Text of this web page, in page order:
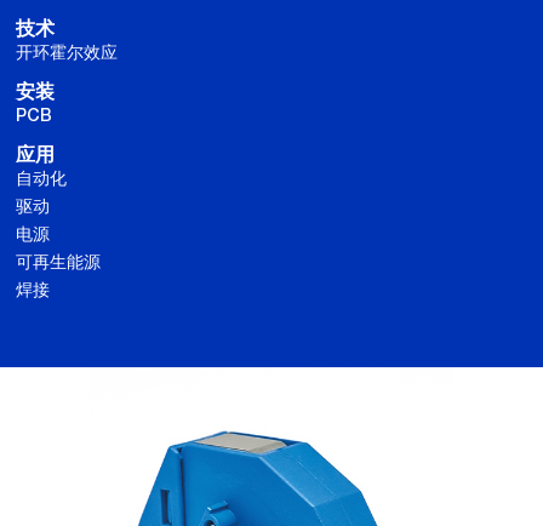
技术
开环霍尔效应
安装
PCB
应用
自动化
驱动
电源
可再生能源
焊接